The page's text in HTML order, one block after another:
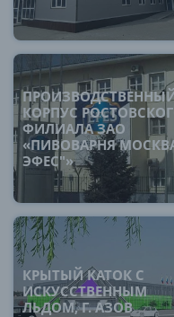
КОРПУС
ФИЛИАЛА ЗАО
«ПИВОВАРНЯ
ЭФЕС"»
КРЫТЫЙ КАТОК С
ИСКУССТВЕННЫМ
ЛЬДОМ, Г. АЗОВ